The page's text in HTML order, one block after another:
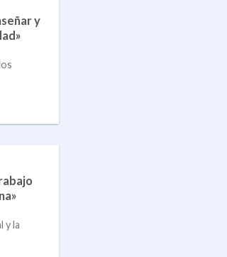
y
y la